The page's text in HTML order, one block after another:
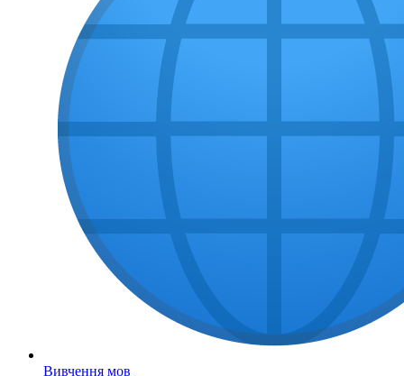
Вивчення мов